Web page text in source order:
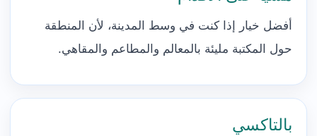
أفضل خيار إذا كنت في وسط المدينة، لأن المنطقة
حول المكتبة مليئة بالمعالم والمطاعم والمقاهي.
بالتاكسي